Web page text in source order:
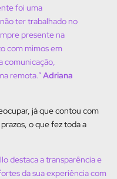
foi uma
ter trabalhado no
presente na
com mimos em
comunicação,
remota.”Adriana
já que contou com
o que fez toda a
destaca a transparência e
da sua experiência com